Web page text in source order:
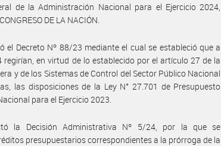
de la Administración Nacional para el Ejercicio 2024,
DE LA NACIÓN.
el Decreto Nº 88/23 mediante el cual se estableció que a
regirían, en virtud de lo establecido por el artículo 27 de la
y de los Sistemas de Control del Sector Público Nacional
las disposiciones de la Ley N° 27.701 de Presupuesto
para el Ejercicio 2023.
la Decisión Administrativa Nº 5/24, por la que se
presupuestarios correspondientes a la prórroga de la